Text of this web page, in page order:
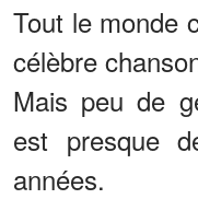
Tout le monde
célèbre
Mais peu de
est presque
années.